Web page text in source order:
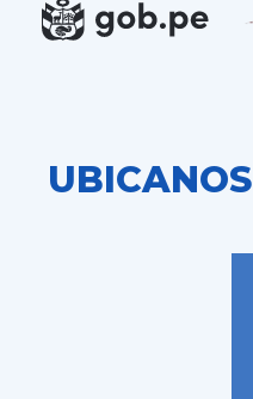
UBICANOS